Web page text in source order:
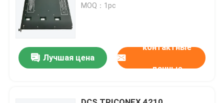
MOQ：1pc
Лучшая цена
контактные
данные